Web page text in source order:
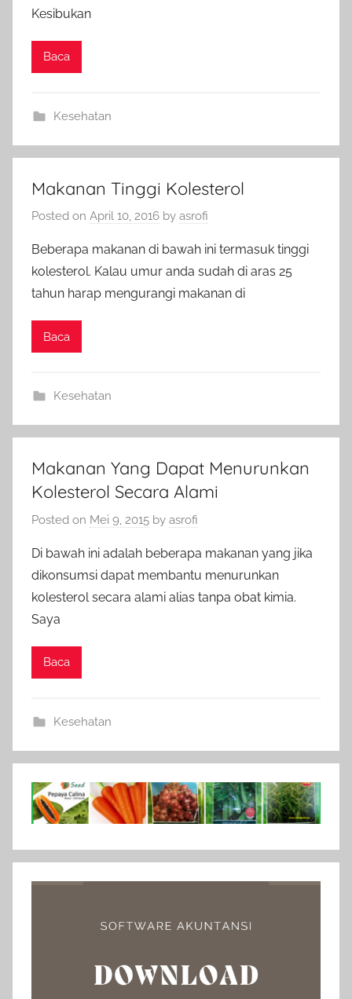
Kesibukan
Baca
Kesehatan
Makanan Tinggi Kolesterol
Posted on April 10, 2016 by asrofi
Beberapa makanan di bawah ini termasuk tinggi
kolesterol. Kalau umur anda sudah di aras 25
tahun harap mengurangi makanan di
Baca
Kesehatan
Makanan Yang Dapat Menurunkan
Kolesterol Secara Alami
Posted on Mei 9, 2015 by asrofi
Di bawah ini adalah beberapa makanan yang jika
dikonsumsi dapat membantu menurunkan
kolesterol secara alami alias tanpa obat kimia.
Saya
Baca
Kesehatan